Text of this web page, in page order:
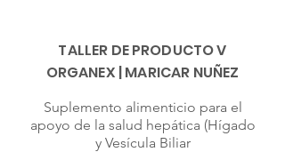
TALLER DE PRODUCTO V
ORGANEX | MARICAR NUÑEZ
Suplemento alimenticio para el
apoyo de la salud hepática (Hígado
y Vesícula Biliar